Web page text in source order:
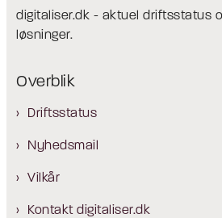
digitaliser.dk - aktuel driftsstatus
løsninger.
Overblik
Driftsstatus
Nyhedsmail
Vilkår
Kontakt digitaliser.dk